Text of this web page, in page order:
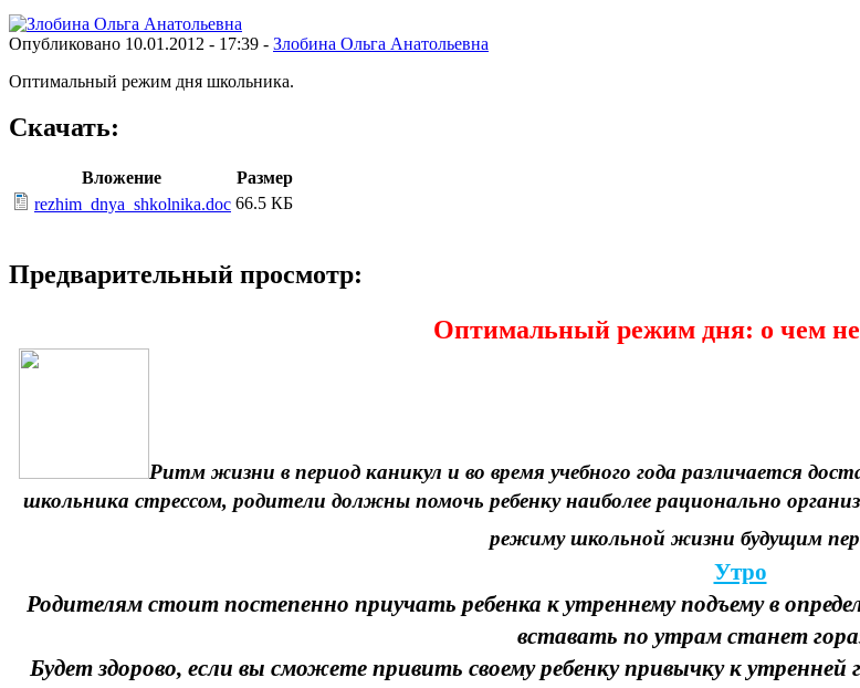
Опубликовано 10.01.2012 - 17:39 - Злобина Ольга Анатольевна
Оптимальный режим дня школьника.
Скачать:
Вложение
Размер
rezhim_dnya_shkolnika.doc 66.5 КБ
Предварительный просмотр:
Оптимальный режим дня: о чем не
Ритм жизни в период каникул и во время учебного года различается
школьника стрессом, родители должны помочь ребенку наиболее рационально
режиму школьной жизни будущим
Утро
Родителям стоит постепенно приучать ребенка к утреннему подъему в
вставать по утрам станет
Будет здорово, если вы сможете привить своему ребенку привычку к